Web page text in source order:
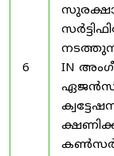
6
സുരക്ഷാ
IN